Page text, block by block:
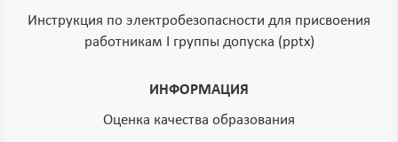
Инструкция по электробезопасности для присвоения
работникам I группы допуска (pptx)
ИНФОРМАЦИЯ
Оценка качества образования